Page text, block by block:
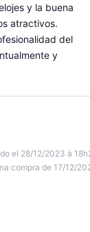
y la buena
atractivos.
del
y
el 28/12/2023 à
compra de 17/12/